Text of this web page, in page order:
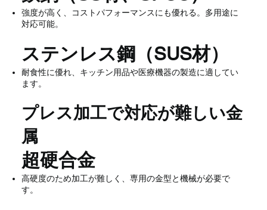
強度が高く、コストパフォーマンスにも優れる。多用途に
対応可能。
ステンレス鋼（SUS材）
耐食性に優れ、キッチン用品や医療機器の製造に適してい
ます。
プレス加工で対応が難しい金
属
超硬合金
高硬度のため加工が難しく、専用の金型と機械が必要で
す。